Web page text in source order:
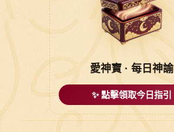
愛神寶 · 每日神諭
✨ 點擊領取今日指引